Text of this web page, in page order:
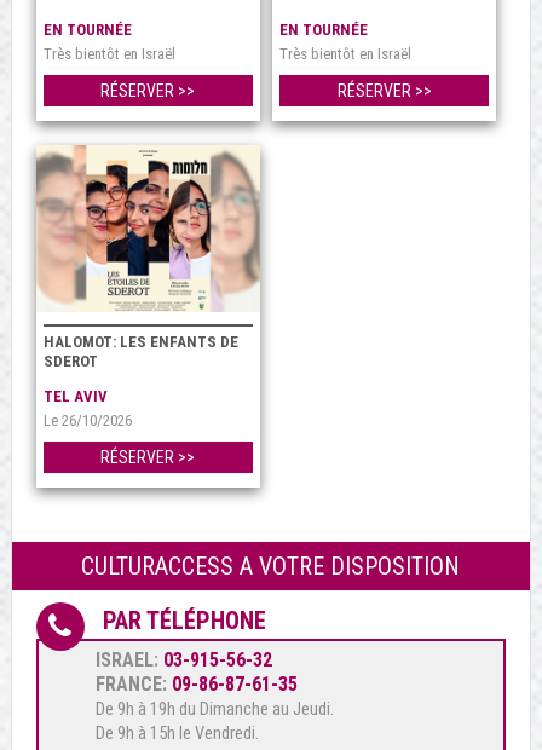
EN TOURNÉE
Très bientôt en Israël
RÉSERVER >>
EN TOURNÉE
Très bientôt en Israël
RÉSERVER >>
HALOMOT: LES ENFANTS DE
SDEROT
TEL AVIV
Le 26/10/2026
RÉSERVER >>
CULTURACCESS A VOTRE DISPOSITION
PAR TÉLÉPHONE
ISRAEL: 03-915-56-32
FRANCE: 09-86-87-61-35
De 9h à 19h du Dimanche au Jeudi.
De 9h à 15h le Vendredi.